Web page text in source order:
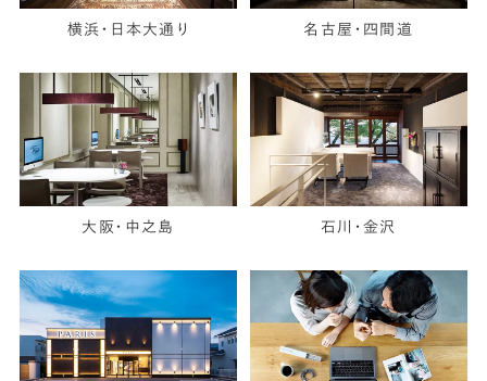
横浜・日本大通り 名古屋・四間道
大阪・中之島 石川・金沢